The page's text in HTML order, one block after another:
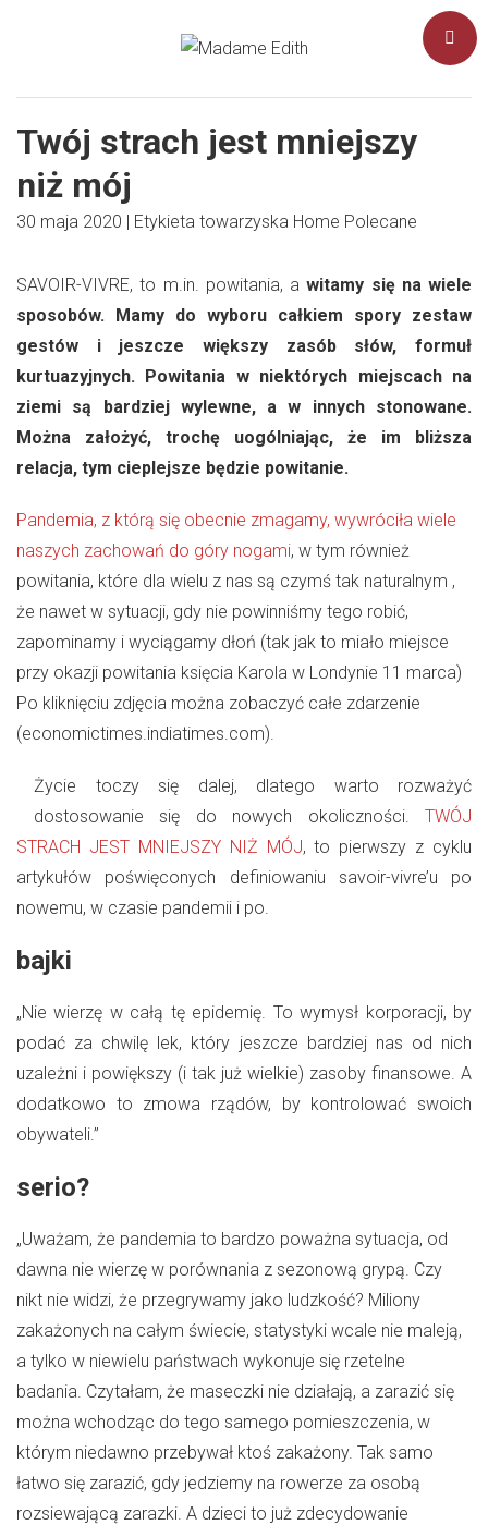
Twój strach jest mniejszy
niż mój
30 maja 2020 | Etykieta towarzyska Home Polecane
SAVOIR-VIVRE, to m.in. powitania, a witamy się na wiele
sposobów. Mamy do wyboru całkiem spory zestaw
gestów i jeszcze większy zasób słów, formuł
kurtuazyjnych. Powitania w niektórych miejscach na
ziemi są bardziej wylewne, a w innych stonowane.
Można założyć, trochę uogólniając, że im bliższa
relacja, tym cieplejsze będzie powitanie.
Pandemia, z którą się obecnie zmagamy, wywróciła wiele
naszych zachowań do góry nogami, w tym również
powitania, które dla wielu z nas są czymś tak naturalnym ,
że nawet w sytuacji, gdy nie powinniśmy tego robić,
zapominamy i wyciągamy dłoń (tak jak to miało miejsce
przy okazji powitania księcia Karola w Londynie 11 marca)
Po kliknięciu zdjęcia można zobaczyć całe zdarzenie
(economictimes.indiatimes.com).
Życie toczy się dalej, dlatego warto rozważyć
dostosowanie się do nowych okoliczności. TWÓJ
STRACH JEST MNIEJSZY NIŻ MÓJ, to pierwszy z cyklu
artykułów poświęconych definiowaniu savoir-vivre’u po
nowemu, w czasie pandemii i po.
bajki
„Nie wierzę w całą tę epidemię. To wymysł korporacji, by
podać za chwilę lek, który jeszcze bardziej nas od nich
uzależni i powiększy (i tak już wielkie) zasoby finansowe. A
dodatkowo to zmowa rządów, by kontrolować swoich
obywateli.”
serio?
„Uważam, że pandemia to bardzo poważna sytuacja, od
dawna nie wierzę w porównania z sezonową grypą. Czy
nikt nie widzi, że przegrywamy jako ludzkość? Miliony
zakażonych na całym świecie, statystyki wcale nie maleją,
a tylko w niewielu państwach wykonuje się rzetelne
badania. Czytałam, że maseczki nie działają, a zarazić się
można wchodząc do tego samego pomieszczenia, w
którym niedawno przebywał ktoś zakażony. Tak samo
łatwo się zarazić, gdy jedziemy na rowerze za osobą
rozsiewającą zarazki. A dzieci to już zdecydowanie